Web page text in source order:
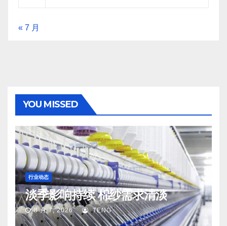
« 7 月
YOU MISSED
行业动态
淡季影响持续 棉纱需求清淡
8 月 7, 2026 TENG